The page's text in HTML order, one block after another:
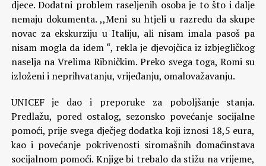
djece. Dodatni problem raseljenih osoba je to što i dalje
nemaju dokumenta. ,,Meni su htjeli u razredu da skupe
novac za ekskurziju u Italiju, ali nisam imala pasoš pa
nisam mogla da idem “, rekla je djevojčica iz izbjegličkog
naselja na Vrelima Ribničkim. Preko svega toga, Romi su
izloženi i neprihvatanju, vrijeđanju, omalovažavanju.
UNICEF je dao i preporuke za poboljšanje stanja.
Predlažu, pored ostalog, sezonsko povećanje socijalne
pomoći, prije svega dječjeg dodatka koji iznosi 18,5 eura,
kao i povećanje pokrivenosti siromašnih domaćinstava
socijalnom pomoći. Knjige bi trebalo da stižu na vrijeme,